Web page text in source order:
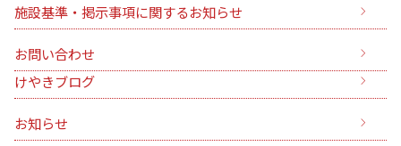
施設基準・掲示事項に関するお知らせ
お問い合わせ
けやきブログ
お知らせ